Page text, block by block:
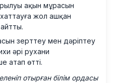
ақын мұрасын
жол ашқан
зерттеу мен дәріптеу
әрі рухани
атап өтті.
отырған білім ордасы